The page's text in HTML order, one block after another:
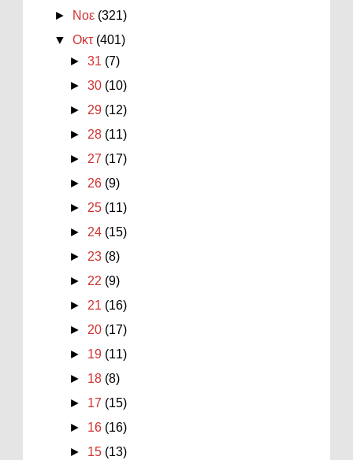
►
Νοε (321)
▼Οκτ (401)
►31 (7)
►30 (10)
► 29 (12)
► 28 (11)
► 27 (17)
► 26 (9)
► 25 (11)
► 24 (15)
► 23 (8)
► 22 (9)
► 21 (16)
► 20 (17)
► 19 (11)
► 18 (8)
► 17 (15)
► 16 (16)
► 15 (13)